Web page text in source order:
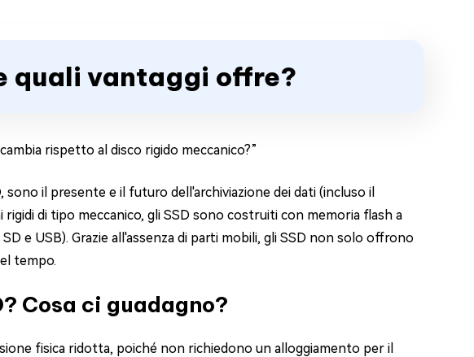
quali vantaggi offre?
rispetto al disco rigido meccanico?”
il presente e il futuro dell'archiviazione dei dati (incluso il
di tipo meccanico, gli SSD sono costruiti con memoria flash a
e USB). Grazie all'assenza di parti mobili, gli SSD non solo offrono
tempo.
Cosa ci guadagno?
fisica ridotta, poiché non richiedono un alloggiamento per il